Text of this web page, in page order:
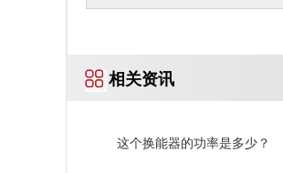
相关资讯
这个换能器的功率是多少？